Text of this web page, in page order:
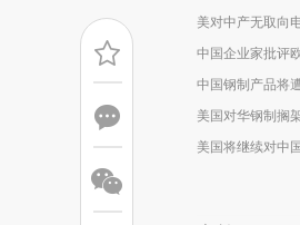
美对中产无取向
中国企业家批评
中国钢制产品将
美国对华钢制搁
美国将继续对中